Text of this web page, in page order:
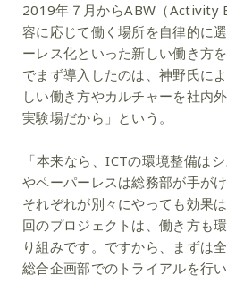
2019年７月からABW（Activity
容に応じて働く場所を自律的に
ーレス化といった新しい働き方
でまず導入したのは、神野氏に
しい働き方やカルチャーを社内
実験場だから」という。
「本来なら、ICTの環境整備は
やペーパーレスは総務部が手が
それぞれが別々にやっても効果
回のプロジェクトは、働き方も
り組みです。ですから、まずは
総合企画部でのトライアルを行い